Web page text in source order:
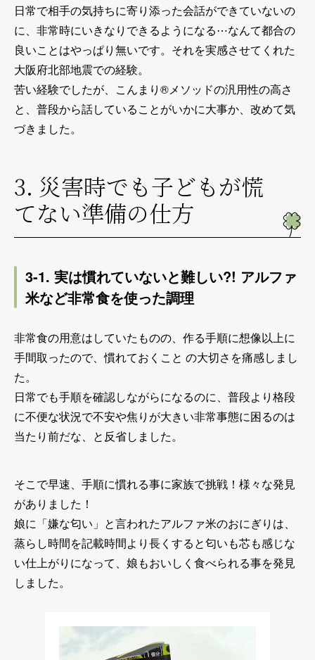
日常で相手の気持ちに寄り添った会話ができていないの
に、非常時にいきなりできるようになる⋯なんて都合の
良いことはやっぱり無いです。それを実感させてくれた
大阪府北部地震での経験。
苦い経験でしたが、こんまり®メソッドの汎用性の高さ
と、普段から話していることがいかに大事か、改めて気
づきました。
3. 災害時でも子どもが慌
てない準備の仕方
3-1. 実は慣れていないと難しい?! アルファ
米など非常食を使った調理
非常食の用意はしていたものの、作る手順に想像以上に
手間取ったので、慣れておくこと の大切さを痛感しまし
た。
日常でも手順を確認しながらになるのに、普段より格段
に不便な状況で不安や焦りが大きい非常事態に困るのは
当たり前だな、と反省しました。
そこで早速、手順に慣れる事に家族で挑戦！様々な発見
がありました！
娘に「嫌な匂い」と言われたアルファ米のおにぎりは、
蒸らし時間を記載時間より長くすると匂いも芯も感じな
い仕上がりになって、娘もおいしく食べられる事を発見
しました。